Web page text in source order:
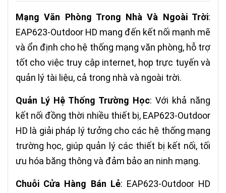
Mạng Văn Phòng Trong Nhà Và Ngoài Trời:
EAP623-Outdoor HD mang đến kết nối mạnh mẽ
và ổn định cho hệ thống mạng văn phòng, hỗ trợ
tốt cho việc truy cập internet, họp trực tuyến và
quản lý tài liệu, cả trong nhà và ngoài trời.
Quản Lý Hệ Thống Trường Học: Với khả năng
kết nối đồng thời nhiều thiết bị, EAP623-Outdoor
HD là giải pháp lý tưởng cho các hệ thống mạng
trường học, giúp quản lý các thiết bị kết nối, tối
ưu hóa băng thông và đảm bảo an ninh mạng.
Chuỗi Cửa Hàng Bán Lẻ: EAP623-Outdoor HD